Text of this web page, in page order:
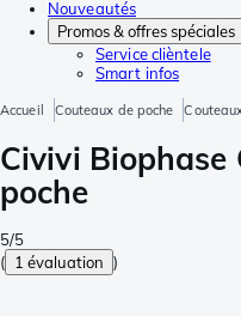
Nouveautés
Promos & offres spéciales
Service clièntele
Smart infos
Accueil Couteaux de poche
Civivi Biophase
poche
5/5
( 1 évaluation )